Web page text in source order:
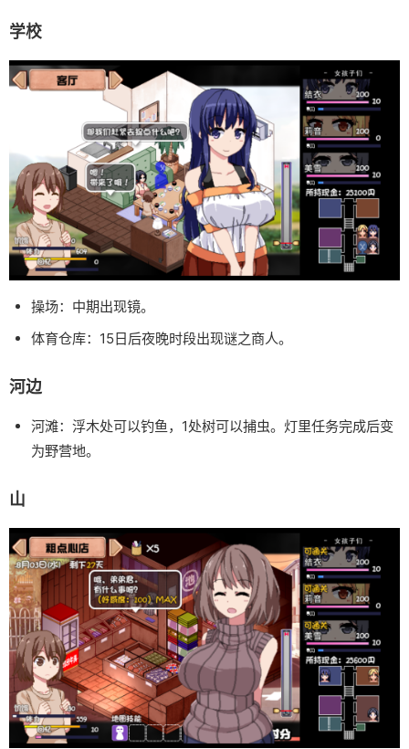
学校
操场：中期出现镜。
体育仓库：15日后夜晚时段出现谜之商人。
河边
河滩：浮木处可以钓鱼，1处树可以捕虫。灯里任务完成后变
为野营地。
山